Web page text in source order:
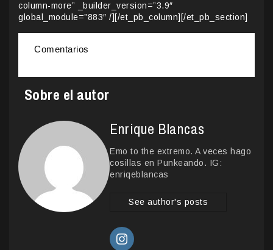
column-more” _builder_version=”3.9″
global_module=”883″ /][/et_pb_column][/et_pb_section]
Comentarios
Sobre el autor
Enrique Blancas
Emo to the extremo. A veces hago
cosillas en Punkeando. IG:
enriqeblancas
See author's posts